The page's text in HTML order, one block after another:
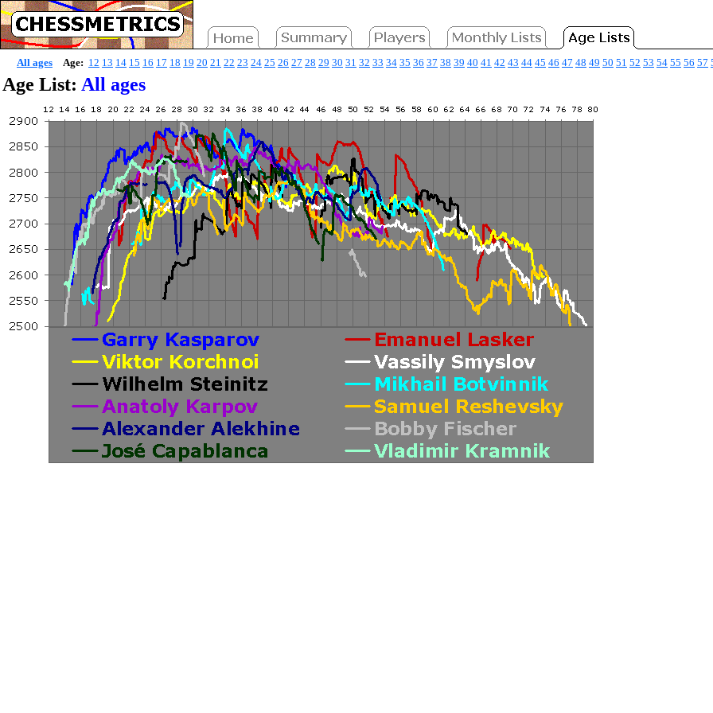
All ages Age: 12 13 14 15 16 17 18 19 20 21 22 23 24 25 26 27 28 29 30 31 32 33 34 35 36 37 38 39 40 41 42 43 44 45 46 47 48 49 50 51 52 53 54 55 56 57
Age List: All ages